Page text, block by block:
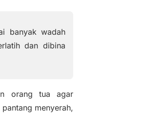
banyak wadah
dan dibina
orang tua agar
menyerah,